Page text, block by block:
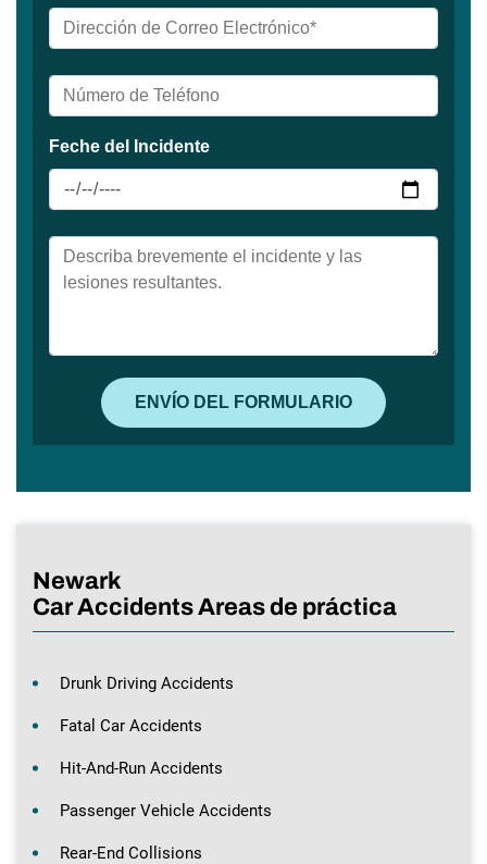
Newark
Car Accidents Areas de práctica
Drunk Driving Accidents
Fatal Car Accidents
Hit-And-Run Accidents
Passenger Vehicle Accidents
Rear-End Collisions